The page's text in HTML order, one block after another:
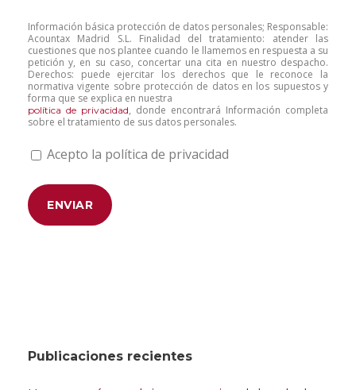
Información básica protección de datos personales; Responsable:
Acountax Madrid S.L. Finalidad del tratamiento: atender las
cuestiones que nos plantee cuando le llamemos en respuesta a su
petición y, en su caso, concertar una cita en nuestro despacho.
Derechos: puede ejercitar los derechos que le reconoce la
normativa vigente sobre protección de datos en los supuestos y
forma que se explica en nuestra
política de privacidad, donde encontrará Información completa
sobre el tratamiento de sus datos personales.
Acepto la política de privacidad
Publicaciones recientes